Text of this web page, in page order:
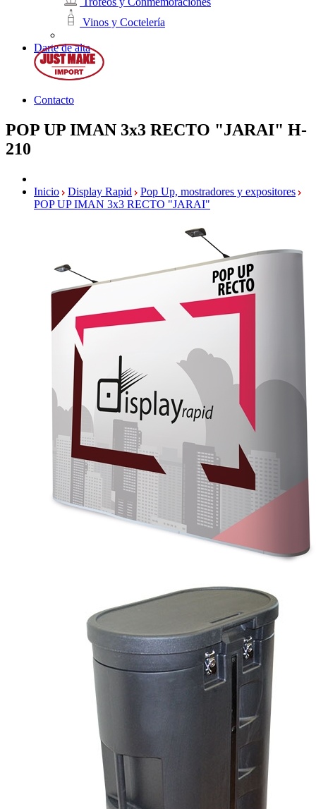
Vinos y Coctelería
Darte de alta
Contacto
POP UP IMAN 3x3 RECTO "JARAI" H-
210
Inicio Display Rapid
Pop Up, mostradores y expositores
POP UP IMAN 3x3 RECTO "JARAI"